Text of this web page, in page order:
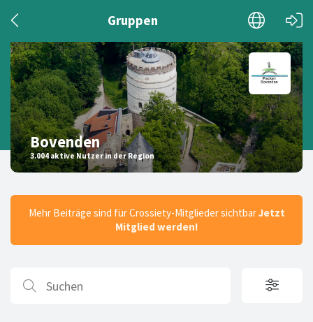
Gruppen
Bovenden
3.004 aktive Nutzer in der Region
Mehr Beiträge sind für Crossiety-Mitglieder sichtbarJetzt
Mitglied werden!